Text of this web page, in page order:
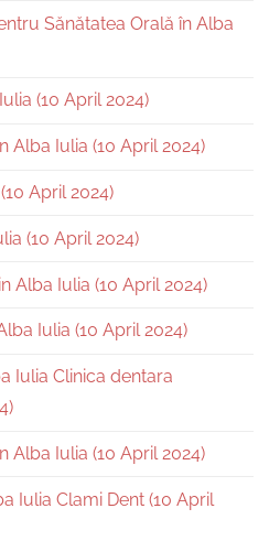
Sănătatea Orală în Alba
(10 April 2024)
Alba Iulia (10 April 2024)
April 2024)
(10 April 2024)
Alba Iulia (10 April 2024)
Iulia (10 April 2024)
Iulia Clinica dentara
Alba Iulia (10 April 2024)
Iulia Clami Dent (10 April